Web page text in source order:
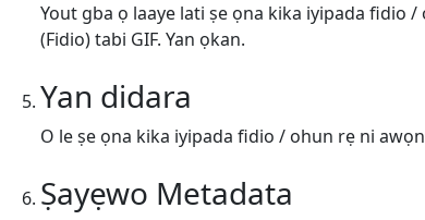
Yout gba ọ laaye lati ṣe ọna kika iyipada fidio
(Fidio) tabi GIF. Yan ọkan.
Yan didara
O le ṣe ọna kika iyipada fidio / ohun rẹ ni
Ṣayẹwo Metadata